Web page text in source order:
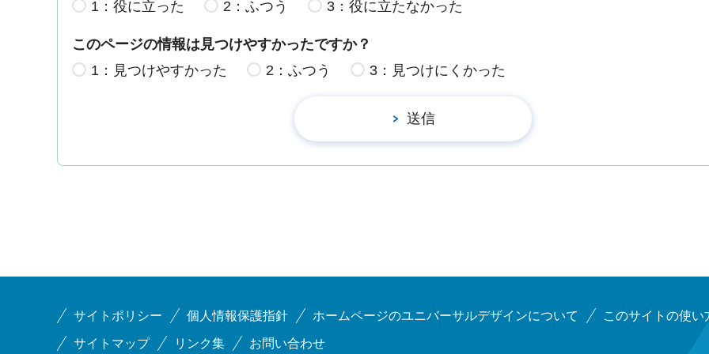
1：役に立った 2：ふつう 3：役に立たなかった
このページの情報は見つけやすかったですか？
1：見つけやすかった
2：ふつう 3：見つけにくかった
サイトポリシー 個人情報保護指針 ホームページのユニバーサルデザインについて このサイトの使い
サイトマップ リンク集 お問い合わせ